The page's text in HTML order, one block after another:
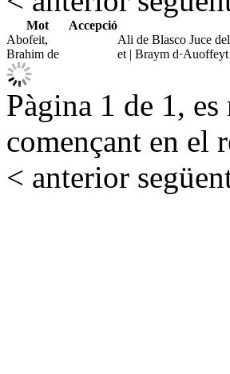
Mot
Accepció
Abofeit,
Brahim de
Ali de Blasco Juce
et | Braym
Pàgina 1 de 1,
començant en el
< anterior